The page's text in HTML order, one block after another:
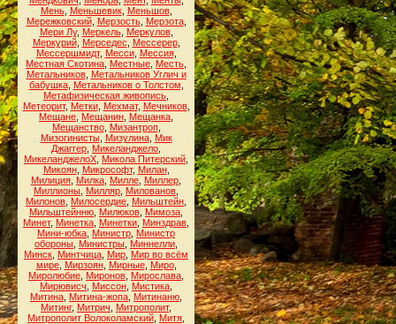
Мень, Меньшевик, Меньшов,
Мережковский, Мерзость, Мерзота,
Мери Лу, Меркель, Меркулов,
Меркурий, Мерседес Мессерер,
Мессершмидт, Месси, Мессия,
Местная Скотина Местные Месть
Метальников, Метальников Углич и
бабушка, Метальников о Толстом
Метафизическая живопись
Метеорит, Метки, Мехмат, Мечников,
Мещане Мещанин Мещанка
Мещанство, Мизантроп,
Мизогинисты, Мизулина, Мик
Джаггер Микеланджело
МикеланджелоХ Микола Питерский
Микоян, Микрософт, Милан,
Милиция Милка Милле Миллер
Миллионы Милляр Милованов
Милонов Милосердие Мильштейн
Мильштейнню Милюков Мимоза
Минет, Минетка Минетки Минздрав
Мини-юбка Министр Министр
обороны Министры Миннелли
Минск Минтчица Мир Мир во всём
мире, Мирзоян, Мирные, Миро,
Миролюбие Миронов Мирослава
Мирювисч
Миссон Мистика
Митина Митина-жопа Митинаню
Митинг, Митрич Митрополит,
Митрополит Волоколамский Митя